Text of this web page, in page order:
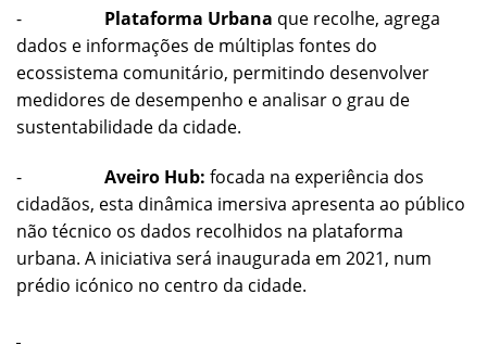
- Plataforma Urbana que recolhe, agrega
dados e informações de múltiplas fontes do
ecossistema comunitário, permitindo desenvolver
medidores de desempenho e analisar o grau de
sustentabilidade da cidade.
- Aveiro Hub: focada na experiência dos
cidadãos, esta dinâmica imersiva apresenta ao público
não técnico os dados recolhidos na plataforma
urbana. A iniciativa será inaugurada em 2021, num
prédio icónico no centro da cidade.